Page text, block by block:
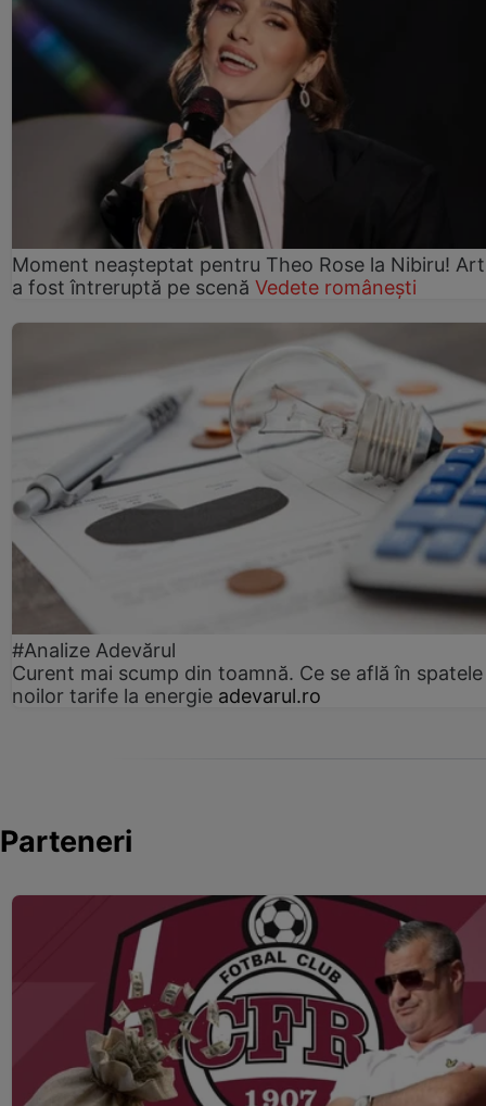
Moment neașteptat pentru Theo Rose la Nibiru!
a fost întreruptă pe scenă Vedete românești
#Analize Adevărul
Curent mai scump din toamnă. Ce se află în spatele
noilor tarife la energie adevarul.ro
Parteneri